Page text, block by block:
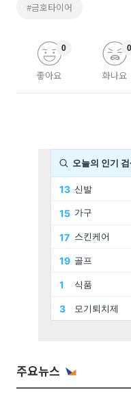
#금호타이어
좋아요
0
화나요
0
주요뉴스